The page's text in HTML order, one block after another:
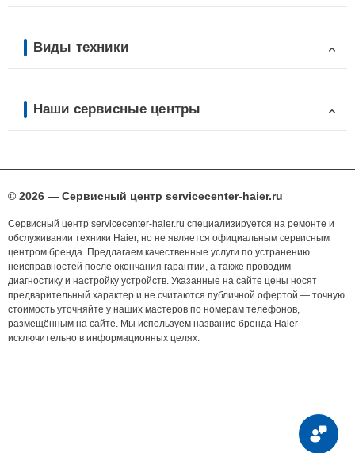
Виды техники
Наши сервисные центры
© 2026 — Сервисный центр servicecenter-haier.ru
Сервисный центр servicecenter-haier.ru специализируется на ремонте и
обслуживании техники Haier, но не является официальным сервисным
центром бренда. Предлагаем качественные услуги по устранению
неисправностей после окончания гарантии, а также проводим
диагностику и настройку устройств. Указанные на сайте цены носят
предварительный характер и не считаются публичной офертой — точную
стоимость уточняйте у наших мастеров по номерам телефонов,
размещённым на сайте. Мы используем название бренда Haier
исключительно в информационных целях.